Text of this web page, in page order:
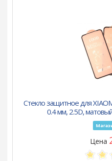
Стекло защитное для
0.4 мм, 2.5D,
Цена